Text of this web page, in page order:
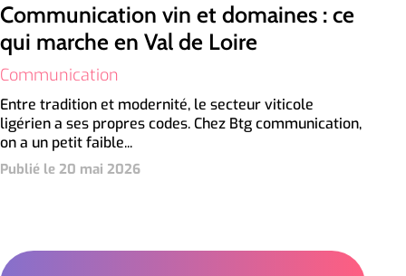
Communication vin et domaines : ce
qui marche en Val de Loire
Communication
Entre tradition et modernité, le secteur viticole
ligérien a ses propres codes. Chez Btg communication,
on a un petit faible...
Publié le 20 mai 2026